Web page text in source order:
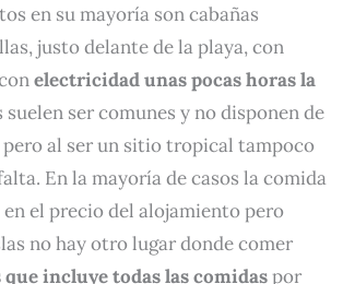
en su mayoría son cabañas
justo delante de la playa, con
electricidad unas pocas horas la
suelen ser comunes y no disponen de
pero al ser un sitio tropical tampoco
En la mayoría de casos la comida
el precio del alojamiento pero
no hay otro lugar donde comer
que incluye todas las comidaspor